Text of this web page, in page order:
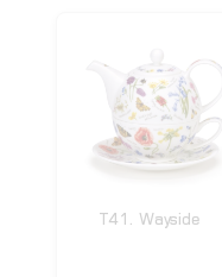
T41. Wayside